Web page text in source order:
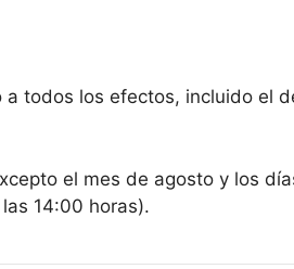
todos los efectos, incluido el
el mes de agosto y los
14:00 horas).